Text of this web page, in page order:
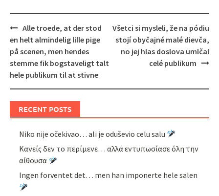
Post
navigation
Alle troede, at der stod
en helt almindelig lille pige
på scenen, men hendes
stemme fik bogstaveligt talt
hele publikum til at stivne
Všetci si mysleli, že na pódiu
stojí obyčajné malé dievča,
no jej hlas doslova umlčal
celé publikum
RECENT POSTS
Niko nije očekivao… ali je oduševio celu salu
Κανείς δεν το περίμενε… αλλά εντυπωσίασε όλη την
αίθουσα
Ingen forventet det… men han imponerte hele salen